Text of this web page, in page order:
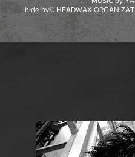
hide by©︎ HEADWAX